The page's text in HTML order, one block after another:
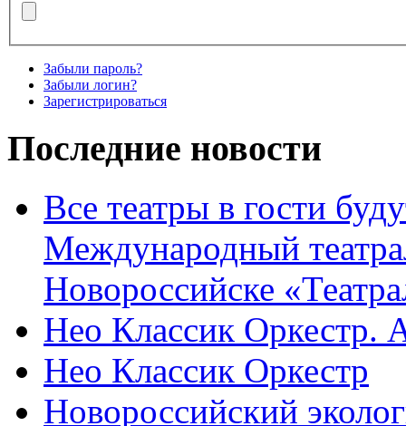
Забыли пароль?
Забыли логин?
Зарегистрироваться
Последние новости
Все театры в гости
Международный
Новороссийске
Нео Классик Оркестр.
Нео Классик Оркестр
Новороссийский